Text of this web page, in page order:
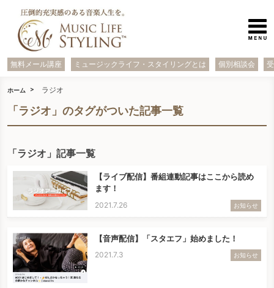
無料メール講座 ミュージックライフ・スタイリングとは 個別相談会
ホーム ラジオ
「ラジオ」のタグがついた記事一覧
「ラジオ」記事一覧
【ライブ配信】番組連動記事はここから読め
ます！
2021.7.26 お知らせ
【音声配信】「スタエフ」始めました！
2021.7.3 お知らせ